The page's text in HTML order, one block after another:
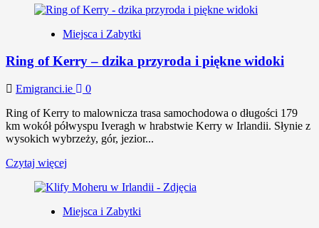
Miejsca i Zabytki
Ring of Kerry – dzika przyroda i piękne widoki
Emigranci.ie
0
Ring of Kerry to malownicza trasa samochodowa o długości 179
km wokół półwyspu Iveragh w hrabstwie Kerry w Irlandii. Słynie z
wysokich wybrzeży, gór, jezior...
Czytaj więcej
Miejsca i Zabytki